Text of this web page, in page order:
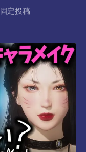
固定投稿